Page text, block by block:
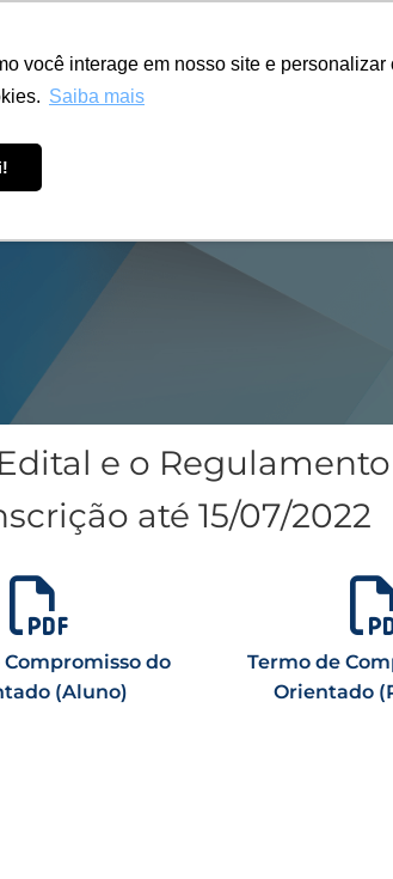
você interage em nosso site e
Saiba mais
EXTENSÃO PESQUISA
e o
até 15/07/2022
Compromisso do
(Aluno)
Termo de
Orientado